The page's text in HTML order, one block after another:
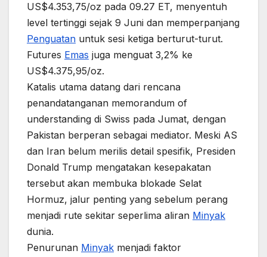
US$4.353,75/oz pada 09.27 ET, menyentuh
level tertinggi sejak 9 Juni dan memperpanjang
Penguatan untuk sesi ketiga berturut-turut.
Futures Emas juga menguat 3,2% ke
US$4.375,95/oz.
Katalis utama datang dari rencana
penandatanganan memorandum of
understanding di Swiss pada Jumat, dengan
Pakistan berperan sebagai mediator. Meski AS
dan Iran belum merilis detail spesifik, Presiden
Donald Trump mengatakan kesepakatan
tersebut akan membuka blokade Selat
Hormuz, jalur penting yang sebelum perang
menjadi rute sekitar seperlima aliran Minyak
dunia.
Penurunan Minyak menjadi faktor